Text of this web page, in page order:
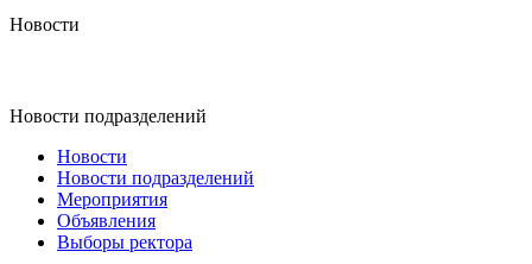
Новости
Новости подразделений
Новости
Новости подразделений
Мероприятия
Объявления
Выборы ректора